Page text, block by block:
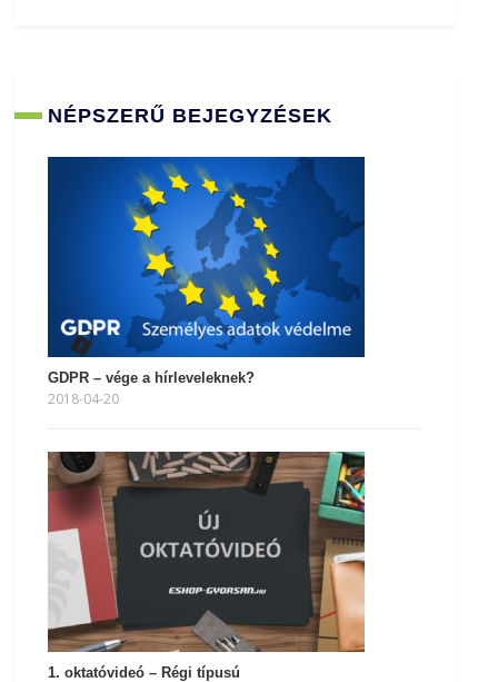
NÉPSZERŰ BEJEGYZÉSEK
GDPR – vége a hírleveleknek?
2018-04-20
1. oktatóvideó – Régi típusú